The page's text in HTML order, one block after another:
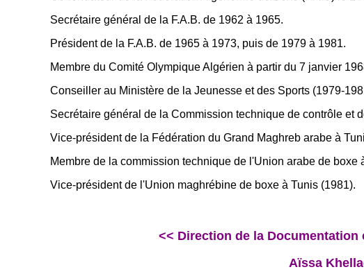
Secrétaire général de la F.A.B. de 1962 à 1965.
Président de la F.A.B. de 1965 à 1973, puis de 1979 à 1981.
Membre du Comité Olympique Algérien à partir du 7 janvier
Conseiller au Ministère de la Jeunesse et des Sports (1979-
Secrétaire général de la Commission technique de contrôle et
Vice-président de la Fédération du Grand Maghreb arabe à
Membre de la commission technique de l'Union arabe de boxe
Vice-président de l'Union maghrébine de boxe à Tunis (1981).
<< Direction de la Documentation
Aïssa